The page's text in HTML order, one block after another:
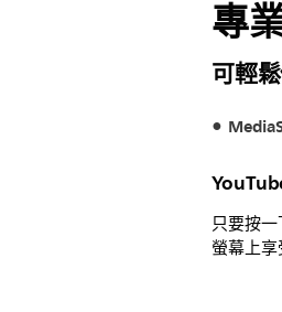
專
可輕
只要按
螢幕上